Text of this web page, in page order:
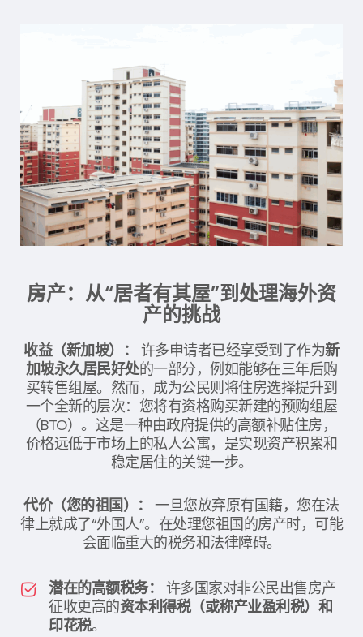
房产：从“居者有其屋”到处理海外资
产的挑战
收益（新加坡）： 许多申请者已经享受到了作为新
加坡永久居民好处的一部分，例如能够在三年后购
买转售组屋。然而，成为公民则将住房选择提升到
一个全新的层次：您将有资格购买新建的预购组屋
（BTO）。这是一种由政府提供的高额补贴住房，
价格远低于市场上的私人公寓，是实现资产积累和
稳定居住的关键一步。
代价（您的祖国）：
一旦您放弃原有国籍，您在法
律上就成了“外国人”。在处理您祖国的房产时，可能
会面临重大的税务和法律障碍。
潜在的高额税务：
许多国家对非公民出售房产
征收更高的资本利得税（或称产业盈利税）和
印花税。